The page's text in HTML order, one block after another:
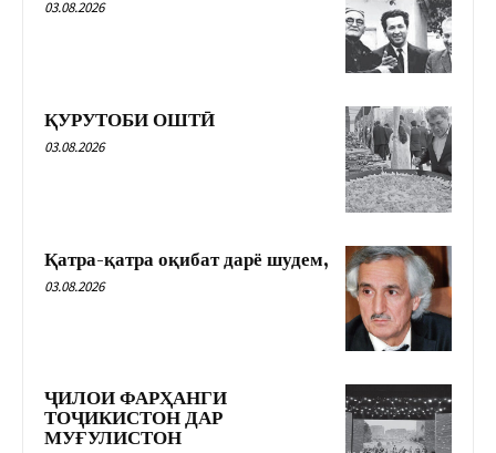
03.08.2026
ҚУРУТОБИ ОШТӢ
03.08.2026
Қатра-қатра оқибат дарё шудем,
03.08.2026
ҶИЛОИ ФАРҲАНГИ
ТОҶИКИСТОН ДАР
МУҒУЛИСТОН